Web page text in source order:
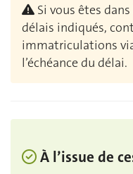
Si vous êtes
délais indiqués,
immatriculations
l’échéance du délai.
À l’issue de